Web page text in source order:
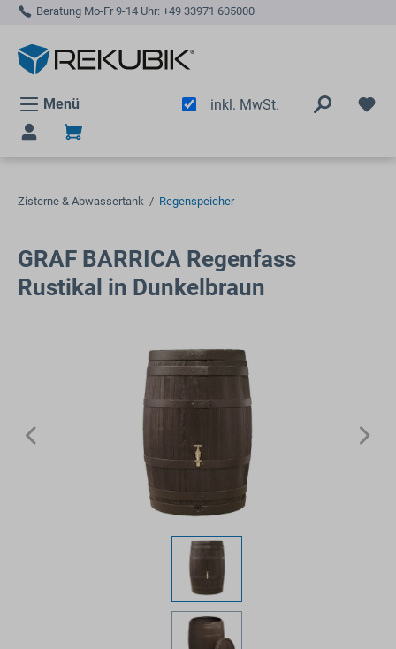
springen
Beratung Mo-Fr 9-14 Uhr: +49 33971 605000
Menü inkl. MwSt.
Zisterne & Abwassertank / Regenspeicher
GRAF BARRICA Regenfass
Rustikal in Dunkelbraun